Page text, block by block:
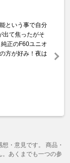
という事で自分
出て焦ったがそ
正のF60ユニオ
方が好み！夜は
・意見です。 商品・
あくまでも一つの参